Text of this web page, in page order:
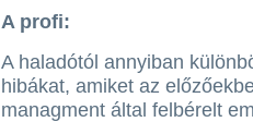
A profi:
A haladótól annyiban
hibákat, amiket az
managment által felbérelt